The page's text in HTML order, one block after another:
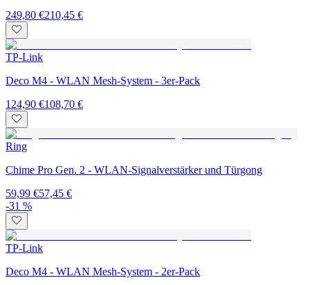
249,80 €210,45 €
TP-Link
Deco M4 - WLAN Mesh-System - 3er-Pack
124,90 €108,70 €
Ring
Chime Pro Gen. 2 - WLAN-Signalverstärker und Türgong
59,99 €57,45 €
-31 %
TP-Link
Deco M4 - WLAN Mesh-System - 2er-Pack